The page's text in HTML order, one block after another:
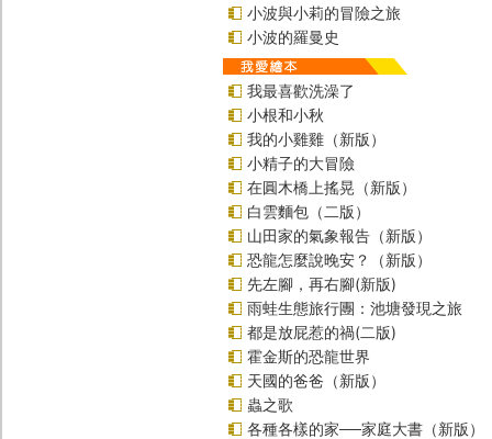
小波與小莉的冒險之旅
小波的羅曼史
我最喜歡洗澡了
小根和小秋
我的小雞雞（新版）
小精子的大冒險
在圓木橋上搖晃（新版）
白雲麵包（二版）
山田家的氣象報告（新版）
恐龍怎麼說晚安？（新版）
先左腳，再右腳(新版)
雨蛙生態旅行團：池塘發現之旅
都是放屁惹的禍(二版)
霍金斯的恐龍世界
天國的爸爸（新版）
蟲之歌
各種各樣的家──家庭大書（新版）